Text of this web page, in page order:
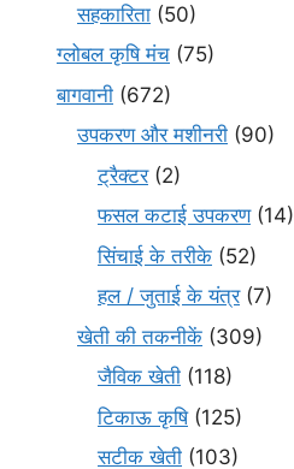
सहकारिता (50)
ग्लोबल कृषि मंच (75)
बागवानी (672)
उपकरण और मशीनरी (90)
ट्रैक्टर(2)
फसल कटाई उपकरण(14)
सिंचाई के तरीके (52)
हल / जुताई के यंत्र(7)
खेती की तकनीकें (309)
जैविक खेती (118)
टिकाऊ कृषि(125)
सटीक खेती (103)